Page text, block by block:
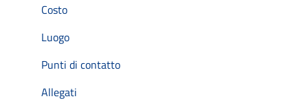
Costo
Luogo
Punti di contatto
Allegati